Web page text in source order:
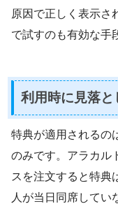
原因で正しく表示さ
で試すのも有効な手
利用時に見落
特典が適用されるの
のみです。アラカル
スを注文すると特典
人が当日同席してい